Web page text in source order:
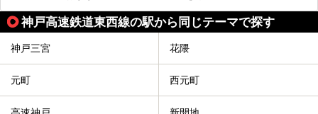
神戸高速鉄道東西線の駅から同じテーマで探す
神戸三宮 花隈
元町 西元町